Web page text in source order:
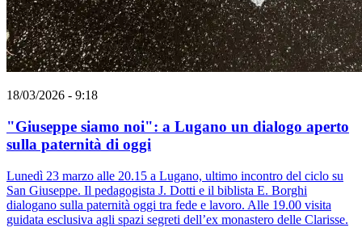
18/03/2026 - 9:18
"Giuseppe siamo noi": a Lugano un dialogo aperto
sulla paternità di oggi
Lunedì 23 marzo alle 20.15 a Lugano, ultimo incontro del ciclo su
San Giuseppe. Il pedagogista J. Dotti e il biblista E. Borghi
dialogano sulla paternità oggi tra fede e lavoro. Alle 19.00 visita
guidata esclusiva agli spazi segreti dell’ex monastero delle Clarisse.